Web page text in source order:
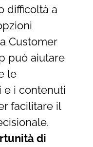
difficoltà a
Customer
può aiutare
le
e i contenuti
facilitare il
di